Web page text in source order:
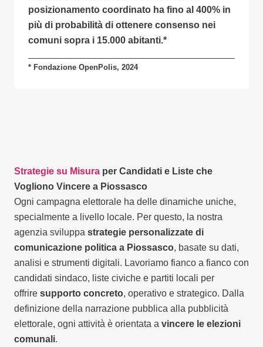
posizionamento coordinato ha fino al 400% in
più di probabilità di ottenere consenso nei
comuni sopra i 15.000 abitanti.*
* Fondazione OpenPolis, 2024
Strategie su Misura per Candidati e Liste che
Vogliono Vincere a Piossasco
Ogni campagna elettorale ha delle dinamiche uniche,
specialmente a livello locale. Per questo, la nostra
agenzia sviluppa strategie personalizzate di
comunicazione politica a Piossasco, basate su dati,
analisi e strumenti digitali. Lavoriamo fianco a fianco con
candidati sindaco, liste civiche e partiti locali per
offrire supporto concreto, operativo e strategico. Dalla
definizione della narrazione pubblica alla pubblicità
elettorale, ogni attività è orientata a vincere le elezioni
comunali.